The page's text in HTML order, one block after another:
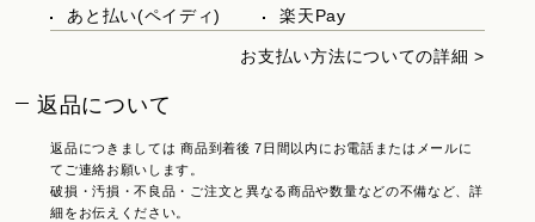
あと払い(ペイディ)
楽天Pay
お支払い方法についての詳細 >
返品について
返品につきましては 商品到着後 7日間以内にお電話またはメールに
てご連絡お願いします。
破損・汚損・不良品・ご注文と異なる商品や数量などの不備など、詳
細をお伝えください。